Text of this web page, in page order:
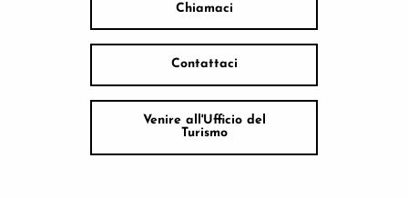
Chiamaci
Contattaci
Venire all'Ufficio del
Turismo